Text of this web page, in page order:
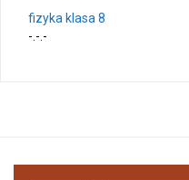
fizyka klasa 8
-.-.-